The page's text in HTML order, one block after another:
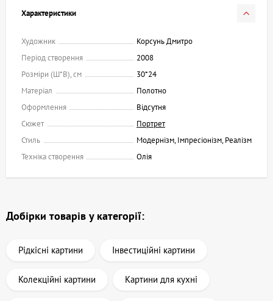
Характеристики
Художник
Корсунь Дмитро
Період створення
2008
Розміри (Ш*В), см
30*24
Матеріал
Полотно
Оформлення
Відсутня
Сюжет
Портрет
Стиль
Модернізм, Імпресіонізм, Реалізм
Техніка створення
Олія
Добірки товарів у категорії:
Рідкісні картини Інвестиційні картини
Колекційні картини Картини для кухні